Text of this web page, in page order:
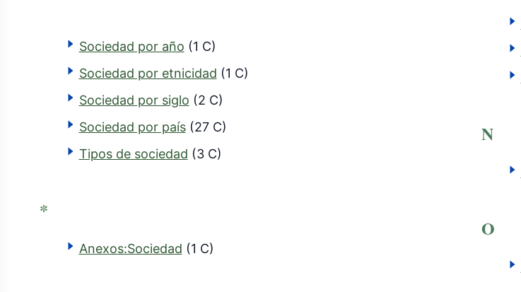
Sociedad por año (1 C)
Sociedad por etnicidad (1 C)
Sociedad por siglo (2 C)
Sociedad por país (27 C)
Tipos de sociedad (3 C)
*
Anexos:Sociedad (1 C)
N
O